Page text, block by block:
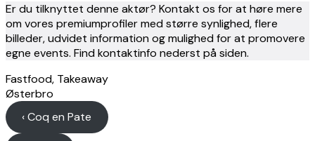
Er du tilknyttet denne aktør? Kontakt os for at høre mere
om vores premiumprofiler med større synlighed, flere
billeder, udvidet information og mulighed for at promovere
egne events. Find kontaktinfo nederst på siden.
Fastfood, Takeaway
Østerbro
‹ Coq en Pate